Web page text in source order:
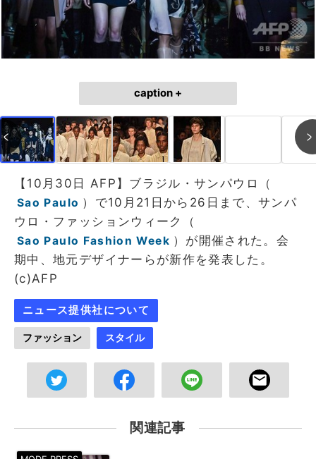
caption +
【10月30日 AFP】ブラジル・サンパウロ（
Sao Paulo ）で10月21日から26日まで、サンパ
ウロ・ファッションウィーク（
Sao Paulo Fashion Week ）が開催された。会
期中、地元デザイナーらが新作を発表した。
(c)AFP
ニュース提供社について
ファッション スタイル
関連記事